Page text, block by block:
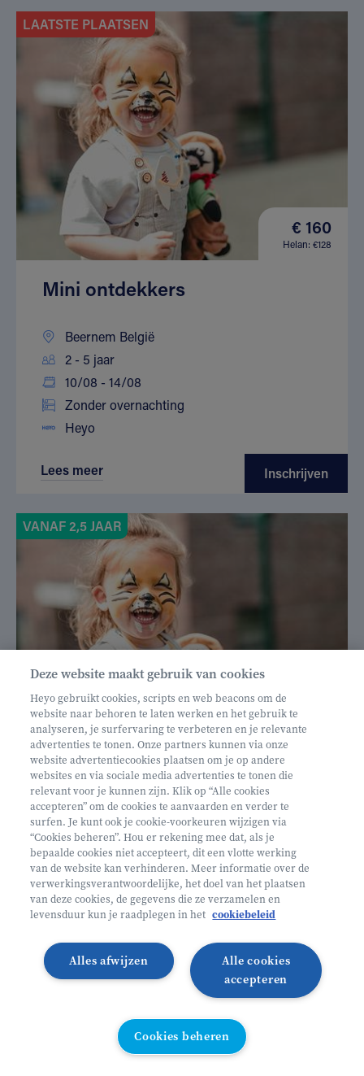
LAATSTE PLAATSEN
€ 160
Helan: €128
Mini ontdekkers
Beernem België
2 - 5 jaar
10/08 - 14/08
Zonder overnachting
Heyo
Lees meer Inschrijven
VANAF 2,5 JAAR
€ 160
Helan: €128
Mini ontdekkers
Oosterzele België
2 - 5 jaar
10/08 - 14/08
Zonder overnachting
Lees meer Inschrijven
LAATSTE PLAATSEN
Deze website maakt gebruik van cookies
Heyo gebruikt cookies, scripts en web beacons om de
website naar behoren te laten werken en het gebruik te
analyseren, je surfervaring te verbeteren en je relevante
advertenties te tonen. Onze partners kunnen via onze
website advertentiecookies plaatsen om je op andere
websites en via sociale media advertenties te tonen die
relevant voor je kunnen zijn. Klik op “Alle cookies
accepteren” om de cookies te aanvaarden en verder te
surfen. Je kunt ook je cookie-voorkeuren wijzigen via
“Cookies beheren”. Hou er rekening mee dat, als je
bepaalde cookies niet accepteert, dit een vlotte werking
van de website kan verhinderen. Meer informatie over de
verwerkingsverantwoordelijke, het doel van het plaatsen
van deze cookies, de gegevens die ze verzamelen en
levensduur kun je raadplegen in het cookiebeleid
Alle cookies
accepteren
Alles afwijzen
Cookies beheren